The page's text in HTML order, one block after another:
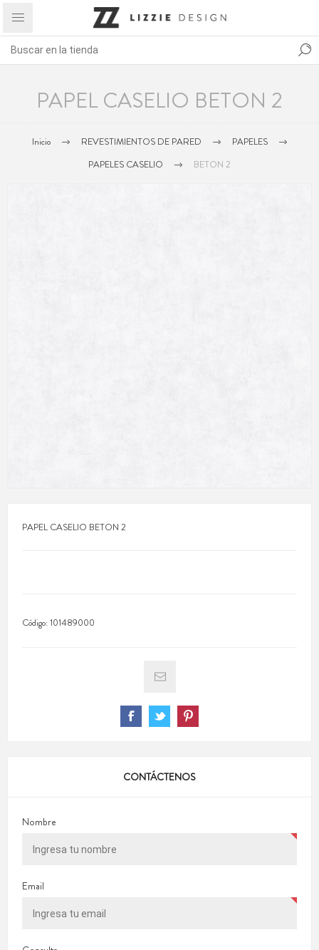
PAPEL CASELIO BETON 2
Inicio REVESTIMIENTOS DE PARED
PAPELES
PAPELES CASELIO
BETON 2
PAPEL CASELIO BETON 2
Código:101489000
CONTÁCTENOS
Nombre
Email